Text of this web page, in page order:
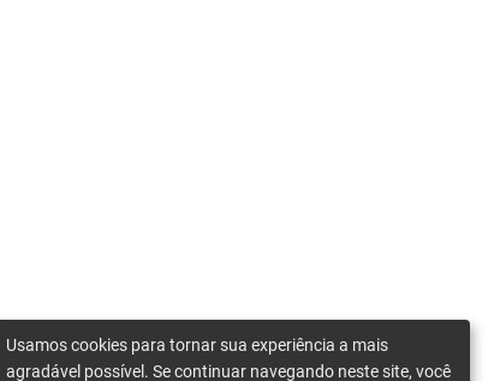
Usamos cookies para tornar sua experiência a mais
agradável possível. Se continuar navegando neste site, você